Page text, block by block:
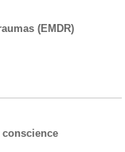
(EMDR)
conscience